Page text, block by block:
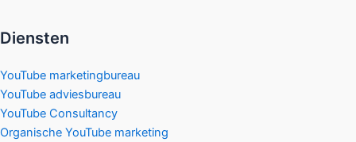
Diensten
YouTube marketingbureau
YouTube adviesbureau
YouTube Consultancy
Organische YouTube marketing